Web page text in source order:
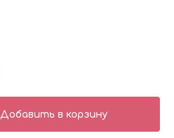
Добавить в корзину